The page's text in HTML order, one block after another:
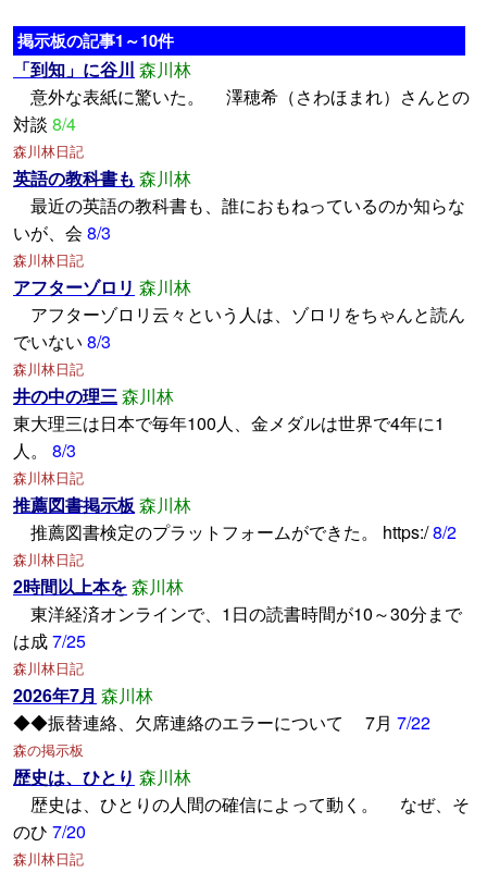
掲示板の記事1～10件
「到知」に谷川 森川林
意外な表紙に驚いた。 澤穂希（さわほまれ）さんとの
対談 8/4
森川林日記
英語の教科書も 森川林
最近の英語の教科書も、誰におもねっているのか知らな
いが、会 8/3
森川林日記
アフターゾロリ 森川林
アフターゾロリ云々という人は、ゾロリをちゃんと読ん
でいない 8/3
森川林日記
井の中の理三森川林
東大理三は日本で毎年100人、金メダルは世界で4年に1
人。 8/3
森川林日記
推薦図書掲示板森川林
推薦図書検定のプラットフォームができた。 https:/8/2
森川林日記
2時間以上本を森川林
東洋経済オンラインで、1日の読書時間が10～30分まで
は成7/25
森川林日記
2026年7月 森川林
◆◆振替連絡、欠席連絡のエラーについて 7月 7/22
森の掲示板
歴史は、ひとり 森川林
歴史は、ひとりの人間の確信によって動く。 なぜ、そ
のひ 7/20
森川林日記